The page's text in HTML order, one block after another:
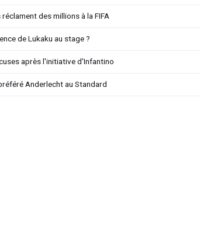
des millions à la FIFA
de Lukaku au stage ?
après l'initiative d'Infantino
Anderlecht au Standard